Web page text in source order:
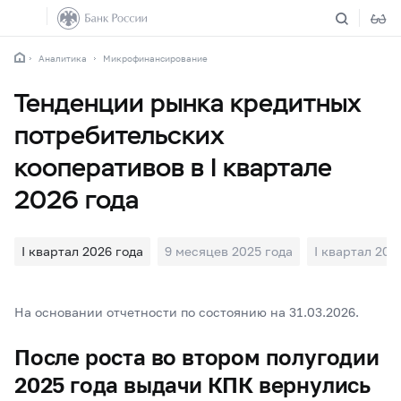
Аналитика Микрофинансирование
Тенденции рынка кредитных
потребительских
кооперативов в I квартале
2026 года
I квартал 2026 года 9 месяцев 2025 года I квартал
На основании отчетности по состоянию на 31.03.2026.
После роста во втором полугодии
2025 года выдачи КПК вернулись